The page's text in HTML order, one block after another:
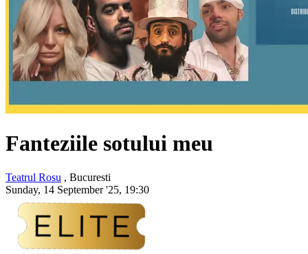
Fanteziile sotului meu
Teatrul Rosu , Bucuresti
Sunday, 14 September '25, 19:30